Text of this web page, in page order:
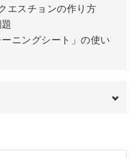
伝えるコツ
けるか」も大切なポイン
エスチョンの作り方
ニングシート」の使い